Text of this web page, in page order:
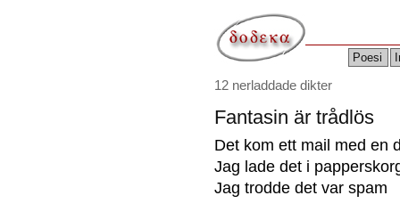
Poesi
12 nerladdade dikter
Fantasin är trådlös
Det kom ett mail med en
Jag lade det i
Jag trodde det var spam